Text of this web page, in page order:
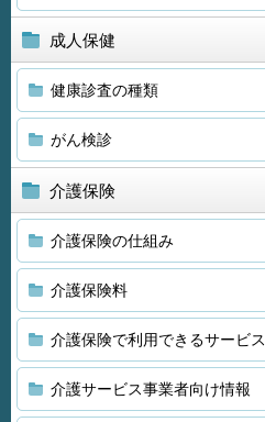
成人保健
健康診査の種類
がん検診
介護保険
介護保険の仕組み
介護保険料
介護保険で利用できるサービス
介護サービス事業者向け情報